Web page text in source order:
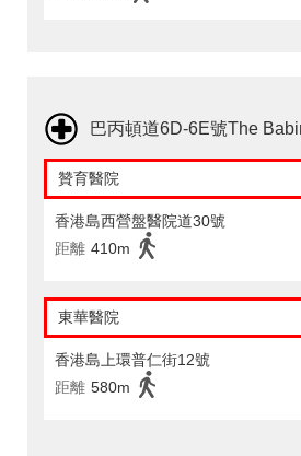
巴丙頓道6D-6E號The
贊育醫院
香港島西營盤醫院道30號
距離 410m
東華醫院
香港島上環普仁街12號
距離 580m